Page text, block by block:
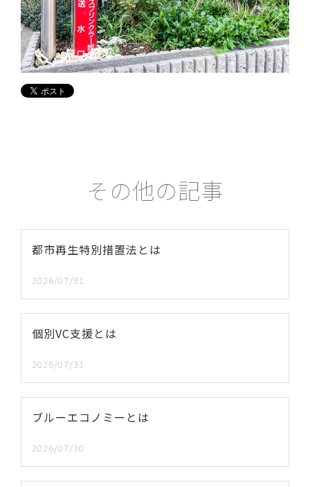
その他の記事
都市再生特別措置法とは
2026/07/31
個別VC支援とは
2026/07/31
ブルーエコノミーとは
2026/07/30